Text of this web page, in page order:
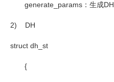
generate_params ：生成DH
2) DH
struct dh_st
{